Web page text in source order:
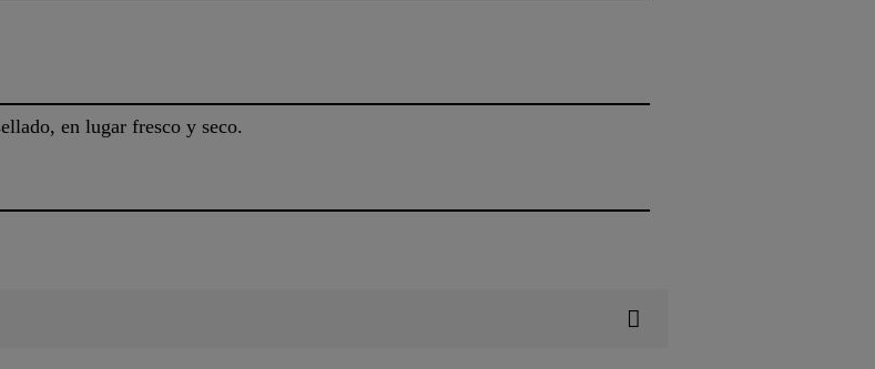
en lugar fresco y seco.